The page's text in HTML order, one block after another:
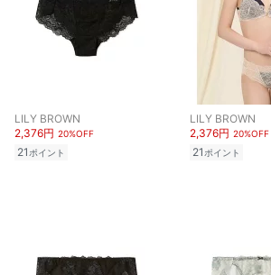
LILY BROWN
2,376円 20%OFF
21 ポイント
LILY BROWN
2,376円 20%OFF
21 ポイント